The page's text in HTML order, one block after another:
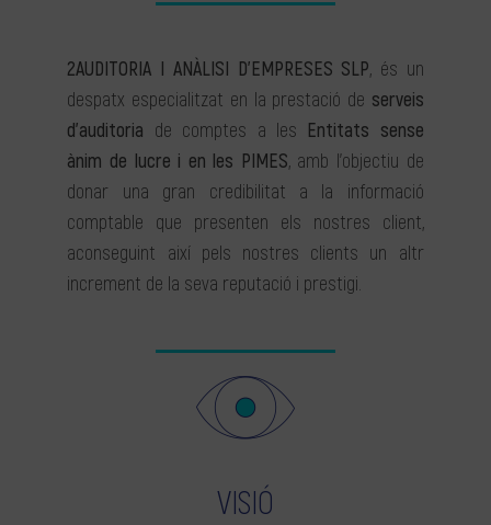
2AUDITORIA I ANÀLISI D’EMPRESES SLP, és un
despatx especialitzat en la prestació de serveis
d’auditoria de comptes a les Entitats sense
ànim de lucre i en les PIMES, amb l’objectiu de
donar una gran credibilitat a la informació
comptable que presenten els nostres client,
aconseguint així pels nostres clients un altr
increment de la seva reputació i prestigi.
VISIÓ